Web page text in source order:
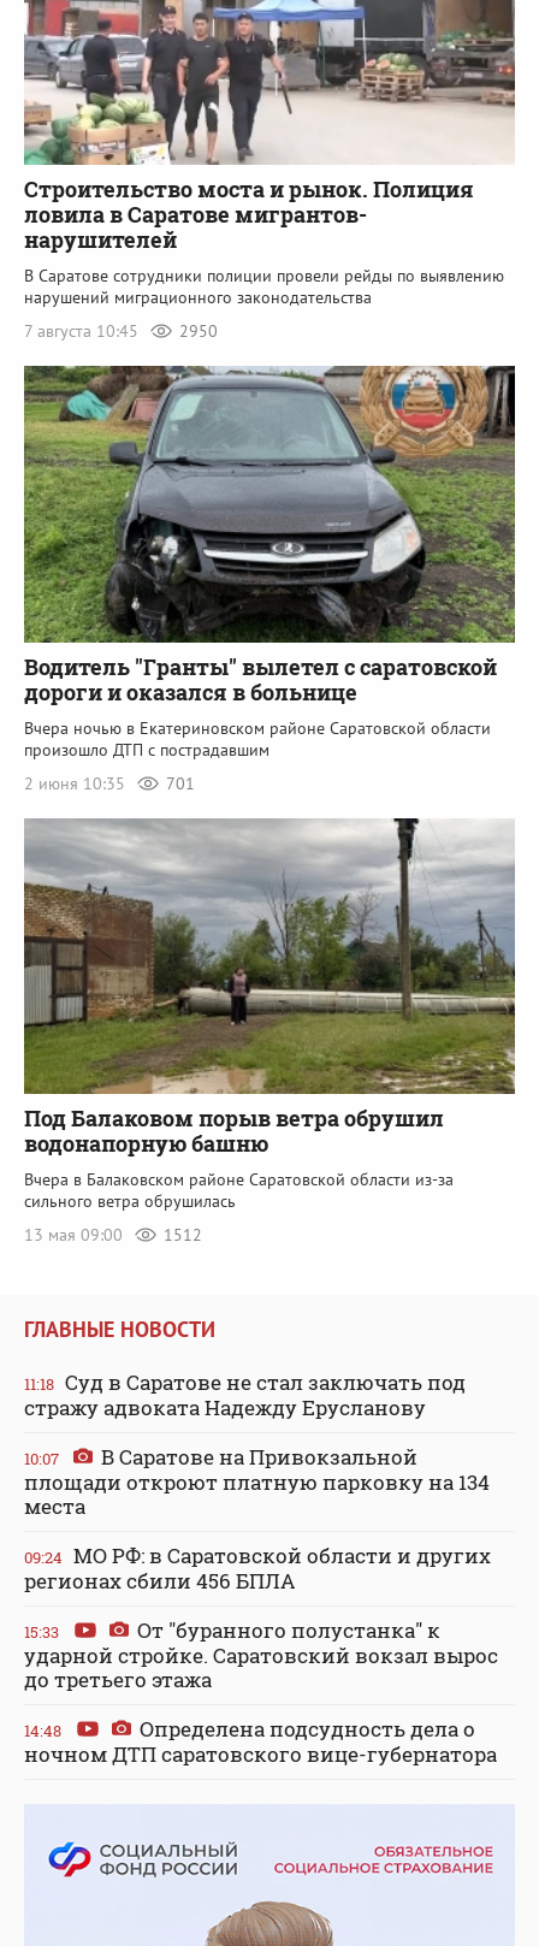
Строительство моста и рынок. Полиция
ловила в Саратове мигрантов-
нарушителей
В Саратове сотрудники полиции провели рейды по выявлению
нарушений миграционного законодательства
7 августа 10:45
2950
Водитель "Гранты" вылетел с саратовской
дороги и оказался в больнице
Вчера ночью в Екатериновском районе Саратовской области
произошло ДТП с пострадавшим
2 июня 10:35
701
Под Балаковом порыв ветра обрушил
водонапорную башню
Вчера в Балаковском районе Саратовской области из-за
сильного ветра обрушилась
13 мая 09:00
1512
ГЛАВНЫЕ НОВОСТИ
11:18 Суд в Саратове не стал заключать под
стражу адвоката Надежду Ерусланову
10:07
В Саратове на Привокзальной
площади откроют платную парковку на 134
места
09:24 МО РФ: в Саратовской области и других
регионах сбили 456 БПЛА
15:33
От "буранного полустанка" к
ударной стройке. Саратовский вокзал вырос
до третьего этажа
14:48
Определена подсудность дела о
ночном ДТП саратовского вице-губернатора